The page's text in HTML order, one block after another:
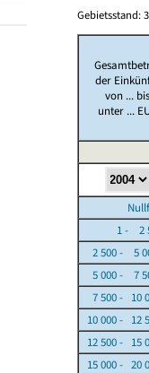
Gebietsstand:
der
von ...
unter ...
1 - 2
2 500 - 5
5 000 - 7
7 500 - 10
10 000 - 12
12 500 - 15
15 000 - 20